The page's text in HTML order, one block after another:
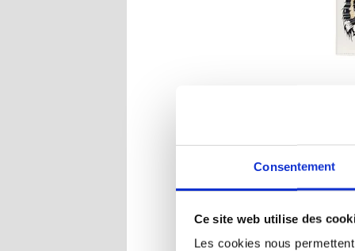
Consentement
Ce site web utilise des
Les cookies nous
K70/